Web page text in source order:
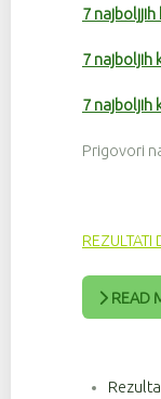
7 najboljjih
7 najboljih
7 najboljih
Prigovori
REZULTATI
READ